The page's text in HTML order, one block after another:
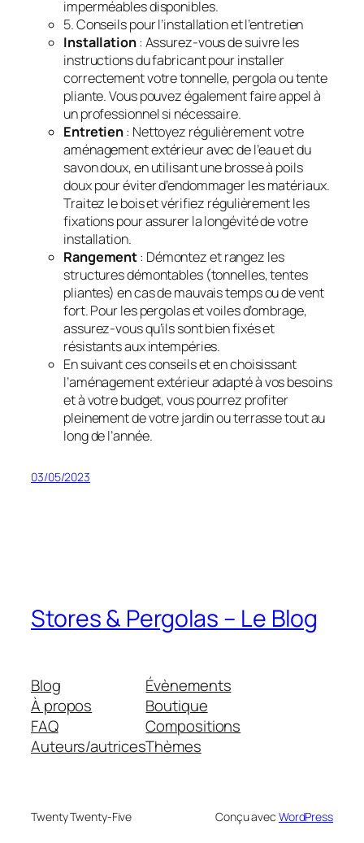
imperméables disponibles.
5. Conseils pour l’installation et l’entretien
Installation: Assurez-vous de suivre les
instructions du fabricant pour installer
correctement votre tonnelle, pergola ou tente
pliante. Vous pouvez également faire appel à
un professionnel si nécessaire.
Entretien: Nettoyez régulièrement votre
aménagement extérieur avec de l’eau et du
savon doux, en utilisant une brosse à poils
doux pour éviter d’endommager les matériaux.
Traitez le bois et vérifiez régulièrement les
fixations pour assurer la longévité de votre
installation.
Rangement: Démontez et rangez les
structures démontables (tonnelles, tentes
pliantes) en cas de mauvais temps ou de vent
fort. Pour les pergolas et voiles d’ombrage,
assurez-vous qu’ils sont bien fixés et
résistants aux intempéries.
En suivant ces conseils et en choisissant
l’aménagement extérieur adapté à vos besoins
et à votre budget, vous pourrez profiter
pleinement de votre jardin ou terrasse tout au
long de l’année.
03/05/2023
Stores & Pergolas – Le Blog
Blog
À propos
FAQ
Auteurs/autrices
Évènements
Boutique
Compositions
Thèmes
Twenty Twenty-Five Conçu avec WordPress